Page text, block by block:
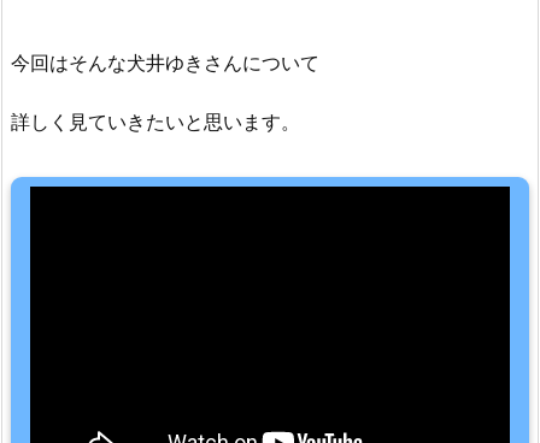
今回はそんな犬井ゆきさんについて
詳しく見ていきたいと思います。